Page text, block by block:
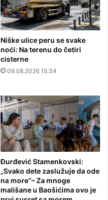
Niške ulice peru se svake
noći: Na terenu do četiri
cisterne
09.08.2026 15:34
Đurđević Stamenkovski:
„Svako dete zaslužuje da ode
na more“– Za mnoge
mališane u Baošićima ovo je